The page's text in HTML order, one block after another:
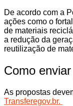
De acordo com a
ações como o
de materiais
a redução da
reutilização de
Como
As propostas
Transferegov.br.